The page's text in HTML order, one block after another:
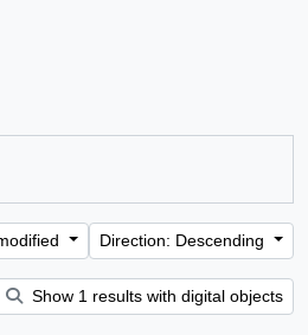
Direction: Descending
Show 1 results with digital objects